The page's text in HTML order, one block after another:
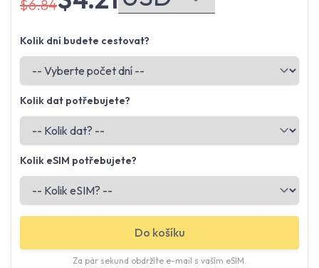
$6.84
Kolik dní budete cestovat?
Kolik dat potřebujete?
Kolik eSIM potřebujete?
Do košíku
Za pár sekund obdržíte e-mail s vaším eSIM.